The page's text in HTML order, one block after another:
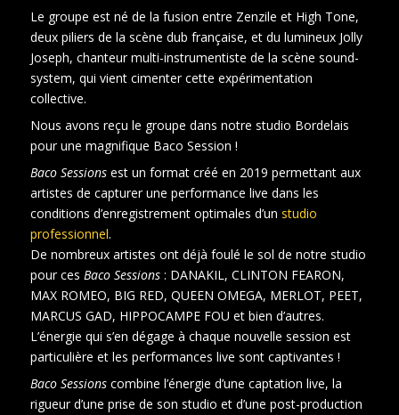
Le groupe est né de la fusion entre Zenzile et High Tone,
deux piliers de la scène dub française, et du lumineux Jolly
Joseph, chanteur multi-instrumentiste de la scène sound-
system, qui vient cimenter cette expérimentation
collective.
Nous avons reçu le groupe dans notre studio Bordelais
pour une magnifique Baco Session !
Baco Sessions est un format créé en 2019 permettant aux
artistes de capturer une performance live dans les
conditions d’enregistrement optimales d’unstudio
professionnel.
De nombreux artistes ont déjà foulé le sol de notre studio
pour cesBaco Sessions : DANAKIL, CLINTON FEARON,
MAX ROMEO, BIG RED, QUEEN OMEGA, MERLOT, PEET,
MARCUS GAD, HIPPOCAMPE FOU et bien d’autres.
L’énergie qui s’en dégage à chaque nouvelle session est
particulière et les performances live sont captivantes !
Baco Sessions combine l’énergie d’une captation live, la
rigueur d’une prise de son studio et d’une post-production